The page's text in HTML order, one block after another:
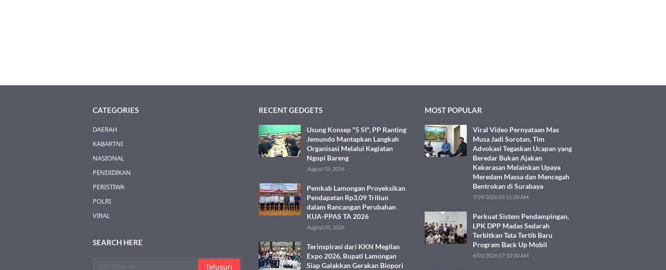
CATEGORIES
DAERAH
KABARTNI
NASIONAL
PENDIDIKAN
PERISTIWA
POLRI
VIRAL
SEARCH HERE
RECENT GEDGETS
Usung Konsep "5 SI", PP Ranting
Jemundo Mantapkan Langkah
Organisasi Melalui Kegiatan
Ngopi Bareng
August 05, 2026
Pemkab Lamongan Proyeksikan
Pendapatan Rp3,09 Triliun
dalam Rancangan Perubahan
KUA-PPAS TA 2026
August 05, 2026
Terinspirasi dari KKN Megilan
Expo 2026, Bupati Lamongan
Siap Galakkan Gerakan Biopori
MOST POPULAR
Viral Video Pernyataan Mas
Musa Jadi Sorotan, Tim
Advokasi Tegaskan Ucapan yang
Beredar Bukan Ajakan
Kekerasan Melainkan Upaya
Meredam Massa dan Mencegah
Bentrokan di Surabaya
7/29/2026 03:51:00 AM
Perkuat Sistem Pendampingan,
LPK DPP Madas Sedarah
Terbitkan Tata Tertib Baru
Program Back Up Mobil
6/01/2026 07:10:00 AM